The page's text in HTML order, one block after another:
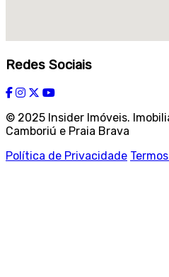
Redes Sociais
© 2025 Insider Imóveis.
Camboriú e Praia Brava
Política de Privacidade